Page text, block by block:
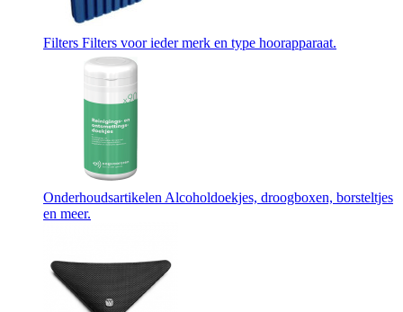
Filters Filters voor ieder merk en type hoorapparaat.
Onderhoudsartikelen Alcoholdoekjes, droogboxen, borsteltjes
en meer.